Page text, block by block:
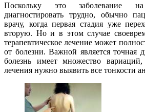
Поскольку это заболевание
диагностировать трудно, обычно
врачу, когда первая стадия уже
вторую. Но и в этом случае
терапевтическое лечение может
от болезни. Важной является точная
болезнь имеет множество
лечения нужно выявить все тонкости